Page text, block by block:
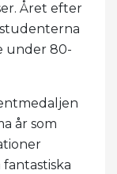
Året efter
studenterna
under 80-
år som